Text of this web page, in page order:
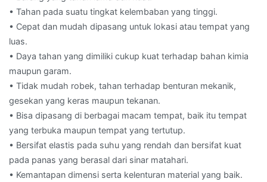
• Tahan pada suatu tingkat kelembaban yang tinggi.
• Cepat dan mudah dipasang untuk lokasi atau tempat yang
luas.
• Daya tahan yang dimiliki cukup kuat terhadap bahan kimia
maupun garam.
• Tidak mudah robek, tahan terhadap benturan mekanik,
gesekan yang keras maupun tekanan.
• Bisa dipasang di berbagai macam tempat, baik itu tempat
yang terbuka maupun tempat yang tertutup.
• Bersifat elastis pada suhu yang rendah dan bersifat kuat
pada panas yang berasal dari sinar matahari.
• Kemantapan dimensi serta kelenturan material yang baik.